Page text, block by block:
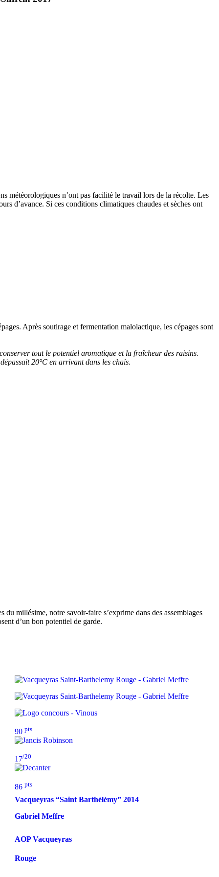
météorologiques n’ont pas facilité le travail lors de la récolte. Les
d’avance. Si ces conditions climatiques chaudes et sèches ont
Après soutirage et fermentation malolactique, les cépages sont
tout le potentiel aromatique et la fraîcheur des raisins.
20°C en arrivant dans les chais.
millésime, notre savoir-faire s’exprime dans des assemblages
d’un bon potentiel de garde.
90 pts
17/20
86 pts
Vacqueyras “Saint Barthélémy” 2014
Gabriel Meffre
AOP Vacqueyras
Rouge